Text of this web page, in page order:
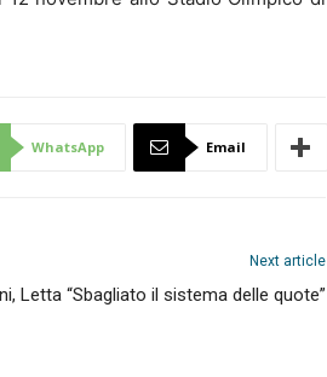
WhatsApp Email
Next article
Letta “Sbagliato il sistema delle quote”